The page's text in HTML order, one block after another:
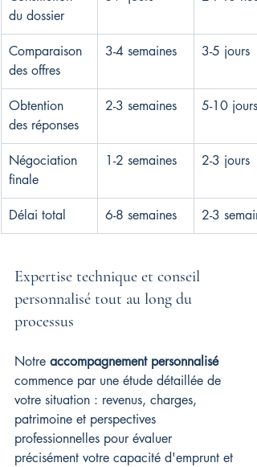
du dossier
Comparaison
des offres
3-4 semaines 3-5 jours
Obtention
des réponses
2-3 semaines 5-10 jours
Négociation
finale
1-2 semaines 2-3 jours
Délai total 6-8 semaines 2-3
Expertise technique et conseil
personnalisé tout au long du
processus
Notre accompagnement personnalisé
commence par une étude détaillée de
votre situation : revenus, charges,
patrimoine et perspectives
professionnelles pour évaluer
précisément votre capacité d'emprunt et